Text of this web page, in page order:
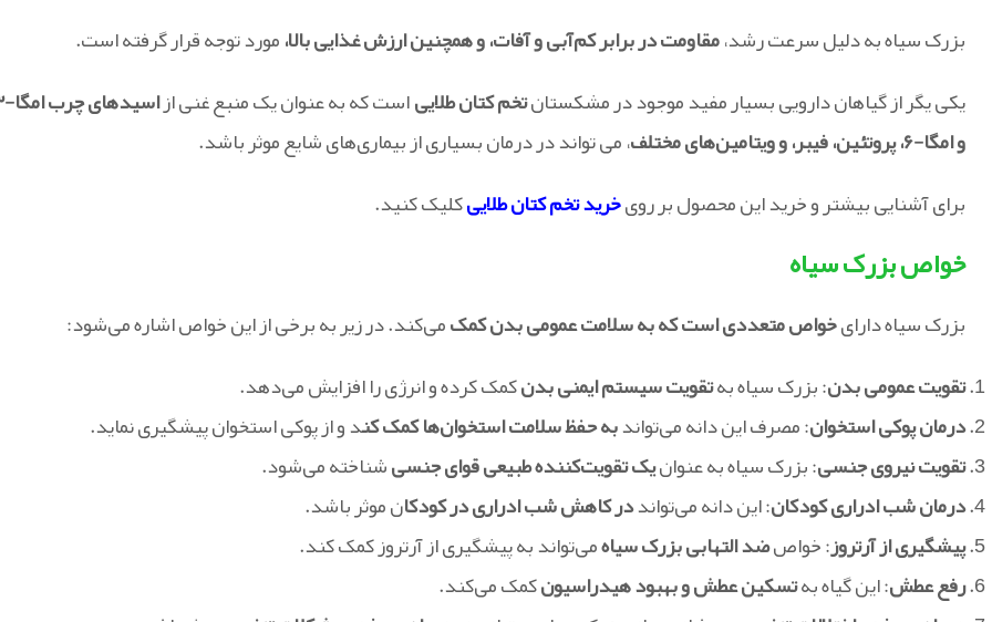
بزرک سیاه به دلیل سرعت رشد،مقاومت در برابر کم‌آبی و آفات، و همچنین ارزش غذایی بالا،مورد توجه قرار گرفته است.
یکی یگر از گیاهان دارویی بسیار مفید موجود در مشکستانتخم کتان طلاییاست که به عنوان یک منبع غنی از
و امگا-۶، پروتئین، فیبر، و ویتامین‌های مختلف
، می تواند در درمان بسیاری از بیماری‌های شایع موثر باشد.
برای آشنایی بیشتر و خرید این محصول بر رویخرید تخم کتان طلاییکلیک کنید.
خواص بزرک سیاه
بزرک سیاه دارایخواص متعددی است که به سلامت عمومی بدن کمکمی‌کند. در زیر به برخی از این خواص اشاره می‌شود:
تقویت عمومی بدن: بزرک سیاه بهتقویت سیستم ایمنی بدنکمک کرده و انرژی را افزایش می‌دهد.
درمان پوکی استخوان: مصرف این دانه می‌تواندبه حفظ سلامت استخوان‌ها کمک کند و از پوکی استخوان پیشگیری نماید.
تقویت نیروی جنسی: بزرک سیاه به عنوانیک تقویت‌کننده طبیعی قوای جنسیشناخته می‌شود.
درمان شب ادراری کودکان: این دانه می‌توانددر کاهش شب ادراری در کودکان موثر باشد.
پیشگیری از آرتروز: خواصضد التهابی بزرک سیاهمی‌تواند به پیشگیری از آرتروز کمک کند.
رفع عطش: این گیاه بهتسکین عطش و بهبود هیدراسیونکمک می‌کند.